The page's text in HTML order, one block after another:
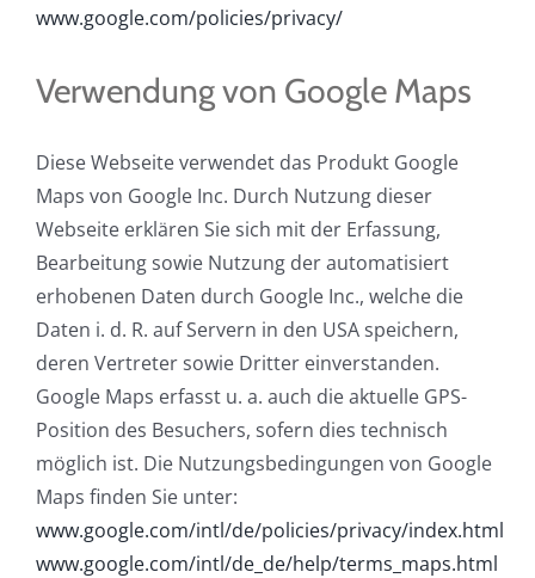
www.google.com/policies/privacy/
Verwendung von Google Maps
Diese Webseite verwendet das Produkt Google
Maps von Google Inc. Durch Nutzung dieser
Webseite erklären Sie sich mit der Erfassung,
Bearbeitung sowie Nutzung der automatisiert
erhobenen Daten durch Google Inc., welche die
Daten i. d. R. auf Servern in den USA speichern,
deren Vertreter sowie Dritter einverstanden.
Google Maps erfasst u. a. auch die aktuelle GPS-
Position des Besuchers, sofern dies technisch
möglich ist. Die Nutzungsbedingungen von Google
Maps finden Sie unter:
www.google.com/intl/de/policies/privacy/index.html
www.google.com/intl/de_de/help/terms_maps.html